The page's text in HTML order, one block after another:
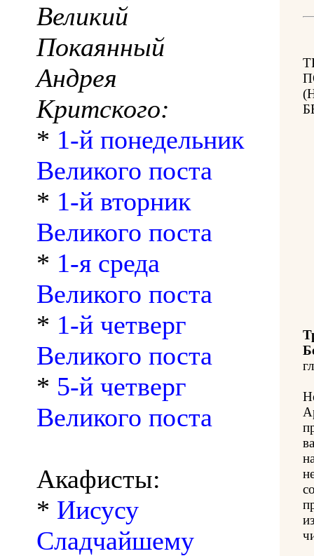
Великий
Покаянный
Андрея
Критского:
* 1-й понедельник
Великого поста
* 1-й вторник
Великого поста
* 1-я среда
Великого поста
* 1-й четверг
Великого поста
* 5-й четверг
Великого поста
Акафисты:
* Иисусу
Сладчайшему